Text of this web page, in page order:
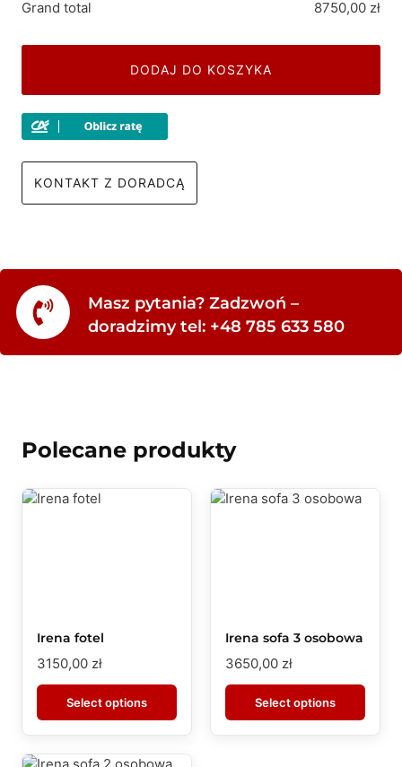
Grand total
8750,00 zł
DODAJ DO KOSZYKA
KONTAKT Z DORADCĄ
Masz pytania? Zadzwoń –
doradzimy tel: +48 785 633 580
Polecane produkty
Irena fotel
3150,00 zł
Select options
Irena sofa 3 osobowa
3650,00 zł
Select options